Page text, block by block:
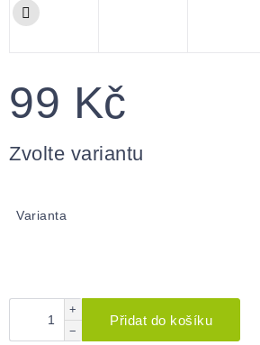
99 Kč
cena:
Zvolte variantu
Varianta
+
−
Přidat do košíku